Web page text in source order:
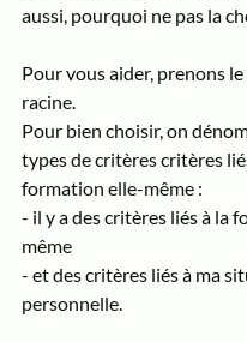
aussi, pourquoi ne pas la
Pour vous aider, prenons
racine.
Pour bien choisir, on
types de critères critères
formation elle-même :
- il y a des critères liés à la
même
- et des critères liés à ma
personnelle.